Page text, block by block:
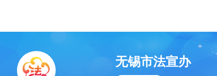
无锡市法宣办